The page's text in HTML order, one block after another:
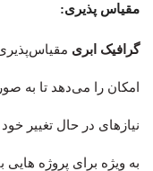
مقیاس پذیری:
گرافیک‌ ابری
نیازهای در حال تغییر
به ویژه برای پروژه